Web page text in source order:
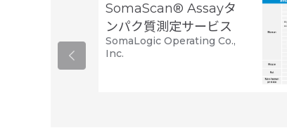
SomaScan® Assayタ
ンパク質測定サービス
SomaLogic Operating Co.,
Inc.